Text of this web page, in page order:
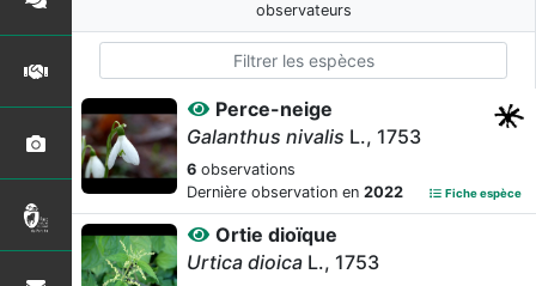
observateurs
Perce-neige
Galanthus nivalis L., 1753
6 observations
Dernière observation en 2022 Fiche espèce
Ortie dioïque
Urtica dioica L., 1753